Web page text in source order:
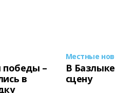
победы –
в
Местные
В
сцену